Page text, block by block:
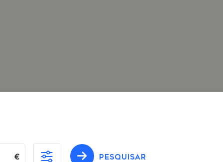
€ PESQUISAR